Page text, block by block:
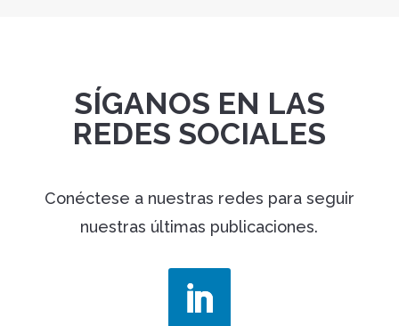
SÍGANOS EN LAS
REDES SOCIALES
Conéctese a nuestras redes para seguir
nuestras últimas publicaciones.